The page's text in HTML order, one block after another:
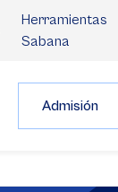
Herramientas
Sabana
Admisión